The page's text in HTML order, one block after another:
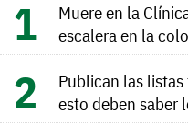
Muere en la
escalera en la
Publican las
esto deben saber